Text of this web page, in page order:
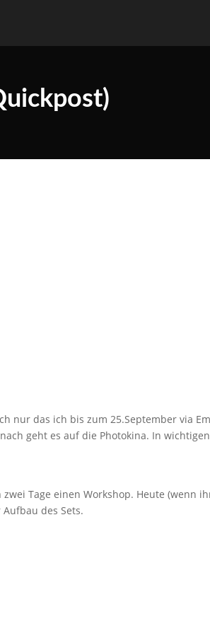
nur das ich bis zum 25.September via
geht es auf die Photokina. In
Tage einen Workshop. Heute (wenn
des Sets.